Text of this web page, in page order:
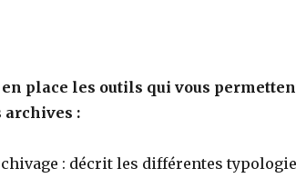
place les outils qui vous
archives :
: décrit les différentes